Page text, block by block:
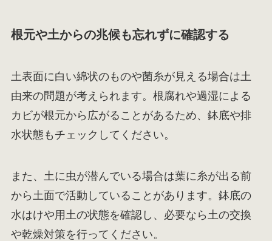
根元や土からの兆候も忘れずに確認する
土表面に白い綿状のものや菌糸が見える場合は土
由来の問題が考えられます。根腐れや過湿による
カビが根元から広がることがあるため、鉢底や排
水状態もチェックしてください。
また、土に虫が潜んでいる場合は葉に糸が出る前
から土面で活動していることがあります。鉢底の
水はけや用土の状態を確認し、必要なら土の交換
や乾燥対策を行ってください。